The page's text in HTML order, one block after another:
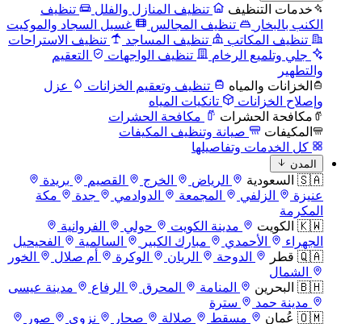
خدمات التنظيف تنظيف المنازل والفلل
تنظيف
الكنب بالبخار
تنظيف المجالس
غسيل السجاد والموكيت
تنظيف المكاتب
تنظيف المساجد
تنظيف الاستراحات
جلي وتلميع الرخام
تنظيف الواجهات
التعقيم
والتطهير
الخزانات والمياه
تنظيف وتعقيم الخزانات
عزل
وإصلاح الخزانات
تانكيات المياه
مكافحة الحشرات
مكافحة الحشرات
المكيفات
صيانة وتنظيف المكيفات
كل الخدمات وتفاصيلها
المدن
🇸🇦 السعودية الرياض الخرج القصيم
بريدة
عنيزة
الزلفي المجمعة الدوادمي جدة
مكة
المكرمة
🇰🇼 الكويت
مدينة الكويت حولي
الفروانية
الجهراء
الأحمدي مبارك الكبير السالمية
الفحيحيل
🇶🇦 قطر
الدوحة الريان الوكرة أم صلال
الخور
الشمال
🇧🇭 البحرين
المنامة المحرق الرفاع
مدينة عيسى
مدينة حمد
سترة
🇴🇲 عُمان
مسقط صلالة صحار نزوى
صور